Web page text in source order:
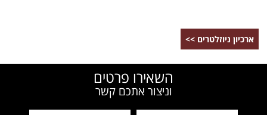
ארכיון ניוזלטרים >>
השאירו פרטים
וניצור אתכם קשר